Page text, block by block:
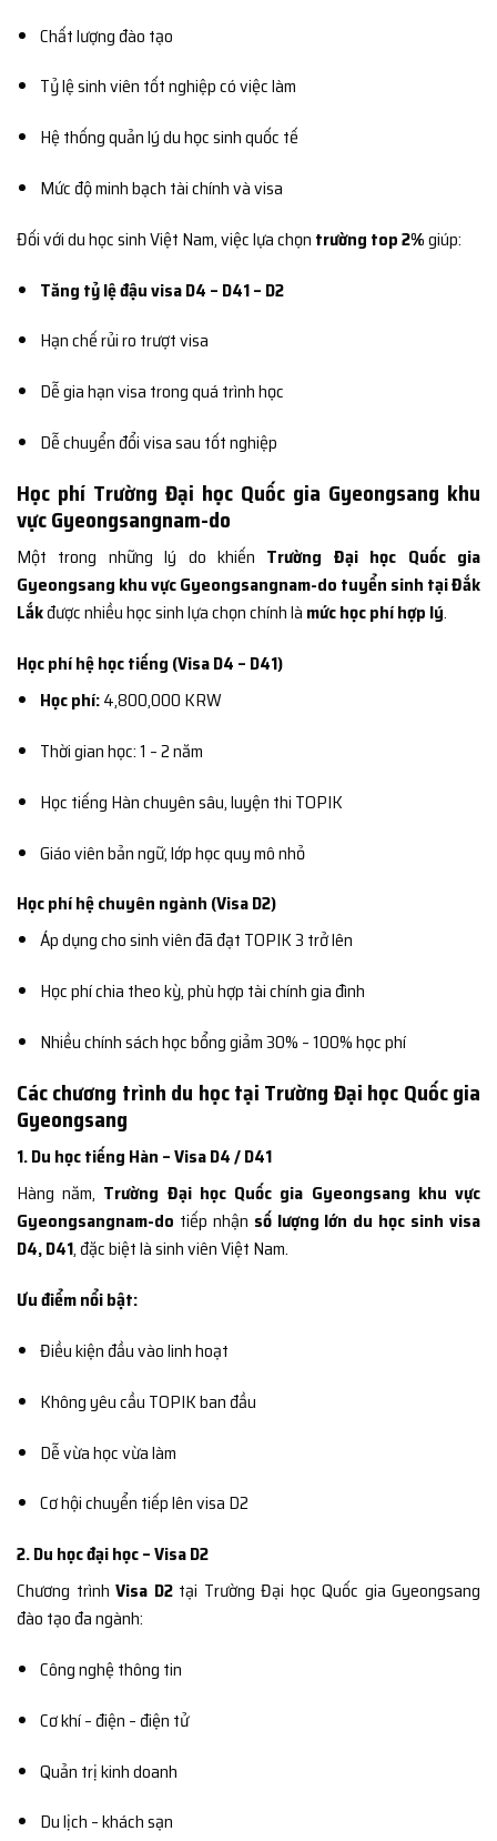
Chất lượng đào tạo
Tỷ lệ sinh viên tốt nghiệp có việc làm
Hệ thống quản lý du học sinh quốc tế
Mức độ minh bạch tài chính và visa
Đối với du học sinh Việt Nam, việc lựa chọn trường top 2%giúp:
Tăng tỷ lệ đậu visa D4 – D41 – D2
Hạn chế rủi ro trượt visa
Dễ gia hạn visa trong quá trình học
Dễ chuyển đổi visa sau tốt nghiệp
Học phí Trường Đại học Quốc gia Gyeongsang khu
vực Gyeongsangnam-do
Một trong những lý do khiến Trường Đại học Quốc gia
Gyeongsang khu vực Gyeongsangnam-do tuyển sinh tại Đắk
Lắkđược nhiều học sinh lựa chọn chính là mức học phí hợp lý.
Học phí hệ học tiếng (Visa D4 – D41)
Học phí:4,800,000 KRW
Thời gian học: 1 – 2 năm
Học tiếng Hàn chuyên sâu, luyện thi TOPIK
Giáo viên bản ngữ, lớp học quy mô nhỏ
Học phí hệ chuyên ngành (Visa D2)
Áp dụng cho sinh viên đã đạt TOPIK 3 trở lên
Học phí chia theo kỳ, phù hợp tài chính gia đình
Nhiều chính sách học bổng giảm 30% – 100% học phí
Các chương trình du học tại Trường Đại học Quốc gia
Gyeongsang
1. Du học tiếng Hàn – Visa D4 / D41
Hàng năm, Trường Đại học Quốc gia Gyeongsang khu vực
Gyeongsangnam-do tiếp nhận số lượng lớn du học sinh visa
D4, D41, đặc biệt là sinh viên Việt Nam.
Ưu điểm nổi bật:
Điều kiện đầu vào linh hoạt
Không yêu cầu TOPIK ban đầu
Dễ vừa học vừa làm
Cơ hội chuyển tiếp lên visa D2
2. Du học đại học – Visa D2
Chương trình Visa D2tại Trường Đại học Quốc gia Gyeongsang
đào tạo đa ngành:
Công nghệ thông tin
Cơ khí – điện – điện tử
Quản trị kinh doanh
Du lịch – khách sạn